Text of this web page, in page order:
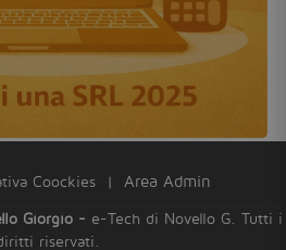
Coockies | Area Admin
Giorgio - e-Tech di Novello G. Tutti i
riservati.